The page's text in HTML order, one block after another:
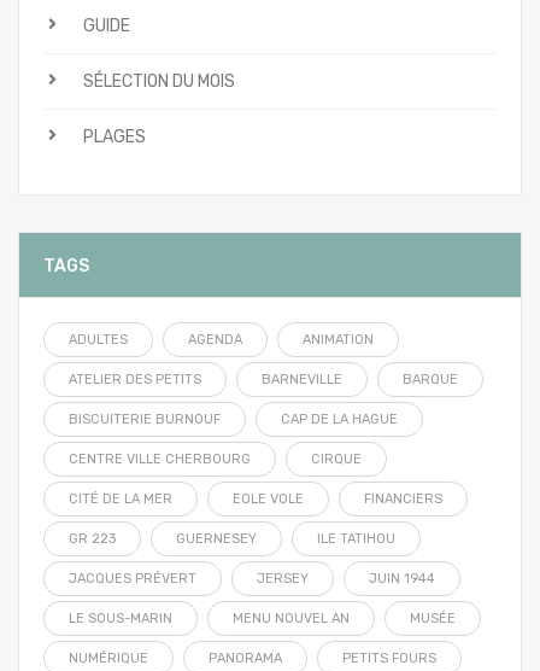
GUIDE
SÉLECTION DU MOIS
PLAGES
TAGS
ADULTES AGENDA ANIMATION
ATELIER DES PETITS BARNEVILLE BARQUE
BISCUITERIE BURNOUF CAP DE LA HAGUE
CENTRE VILLE CHERBOURG CIRQUE
CITÉ DE LA MER EOLE VOLE FINANCIERS
GR 223 GUERNESEY ILE TATIHOU
JACQUES PRÉVERT JERSEY JUIN 1944
LE SOUS-MARIN MENU NOUVEL AN MUSÉE
NUMÉRIQUE PANORAMA PETITS FOURS